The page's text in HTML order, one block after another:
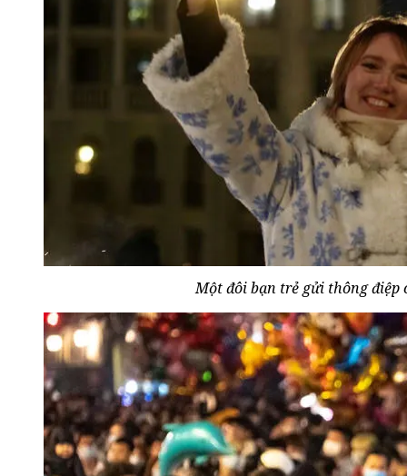
Một đôi bạn trẻ gửi thông điệp